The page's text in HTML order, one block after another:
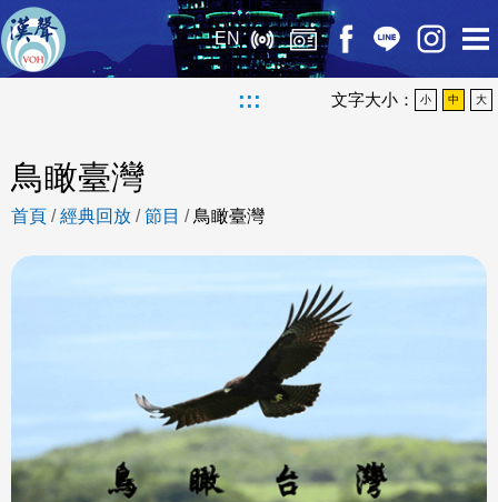
EN
::: 文字大小： 小 中 大
鳥瞰臺灣
首頁 /經典回放 /節目 / 鳥瞰臺灣